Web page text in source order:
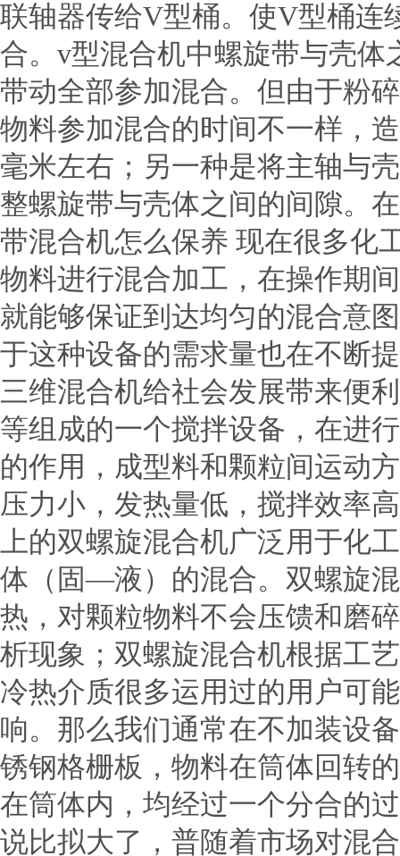
联轴器传给V型桶。使V型桶连
合。v型混合机中螺旋带与壳体
带动全部参加混合。但由于粉
物料参加混合的时间不一样，
毫米左右；另一种是将主轴与
整螺旋带与壳体之间的间隙。
带混合机怎么保养 现在很多化
物料进行混合加工，在操作期
就能够保证到达均匀的混合意
于这种设备的需求量也在不断
三维混合机给社会发展带来便
等组成的一个搅拌设备，在进
的作用，成型料和颗粒间运动
压力小，发热量低，搅拌效率
上的双螺旋混合机广泛用于化
体（固—液）的混合。双螺旋
热，对颗粒物料不会压馈和磨
析现象；双螺旋混合机根据工
冷热介质很多运用过的用户可
响。那么我们通常在不加装设
锈钢格栅板，物料在筒体回转
在筒体内，均经过一个分合的
说比拟大了，普随着市场对混